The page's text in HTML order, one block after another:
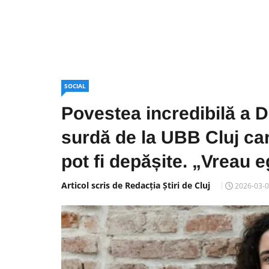
SOCIAL
Povestea incredibilă a
surdă de la UBB Cluj
pot fi depășite. „Vreau
Articol scris de Redacția Știri de Cluj 2026-03-